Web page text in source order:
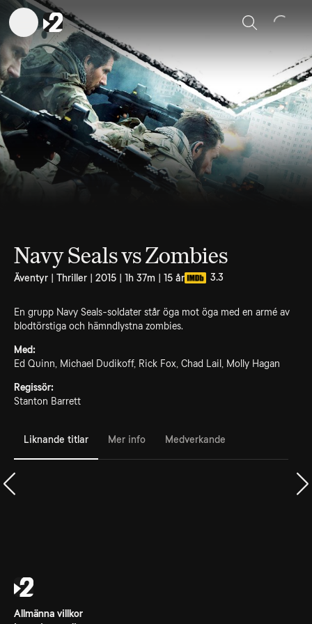
Sök
Navy Seals vs Zombies
Äventyr | Thriller | 2015 | 1h 37m | 15 år 3.3
En grupp Navy Seals-soldater står öga mot öga med en armé av
blodtörstiga och hämndlystna zombies.
Med:
Ed Quinn, Michael Dudikoff, Rick Fox, Chad Lail, Molly Hagan
Regissör:
Stanton Barrett
Liknande titlar Mer info Medverkande
Allmänna villkor